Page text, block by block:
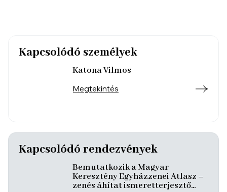
Kapcsolódó személyek
Katona Vilmos
Megtekintés
Kapcsolódó rendezvények
Bemutatkozik a Magyar
Keresztény Egyházzenei Atlasz –
zenés áhítat ismeretterjesztő